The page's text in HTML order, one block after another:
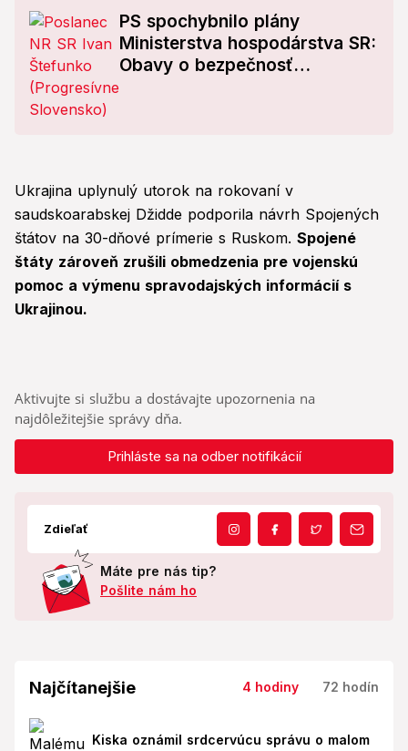
PS spochybnilo plány
Ministerstva hospodárstva SR:
Obavy o bezpečnosť
Ukrajina uplynulý utorok na rokovaní v
saudskoarabskej Džidde podporila návrh Spojených
štátov na 30-dňové prímerie s Ruskom. Spojené
štáty zároveň zrušili obmedzenia pre vojenskú
pomoc a výmenu spravodajských informácií s
Ukrajinou.
Aktivujte si službu a dostávajte upozornenia na
najdôležitejšie správy dňa.
Prihláste sa na odber notifikácií
Zdieľať
Máte pre nás tip?
Pošlite nám ho
Najčítanejšie 4 hodiny 72 hodín
Kiska oznámil srdcervúcu správu o malom